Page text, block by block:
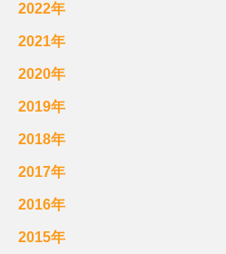
2022年
2021年
2020年
2019年
2018年
2017年
2016年
2015年